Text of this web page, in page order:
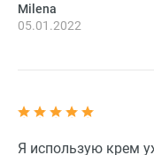
Milena
05.01.2022
Я использую крем